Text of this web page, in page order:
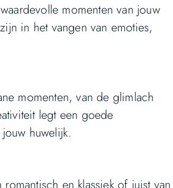
momenten van jouw
in het vangen van emoties,
momenten, van de glimlach
legt een goede
huwelijk.